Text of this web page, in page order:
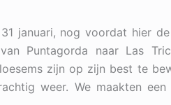
januari, nog voordat hier
Puntagorda naar Las
zijn op zijn best te
weer. We maakten een